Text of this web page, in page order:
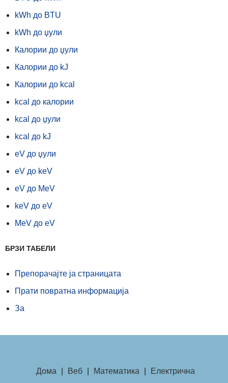
kWh до BTU
kWh до џули
Калории до џули
Калории до kJ
Калории до kcal
kcal до калории
kcal до џули
kcal до kJ
eV до џули
eV до keV
eV до MeV
keV до eV
MeV до eV
БРЗИ ТАБЕЛИ
Препорачајте ја страницата
Прати повратна информација
За
Дома Веб Математика Електрична